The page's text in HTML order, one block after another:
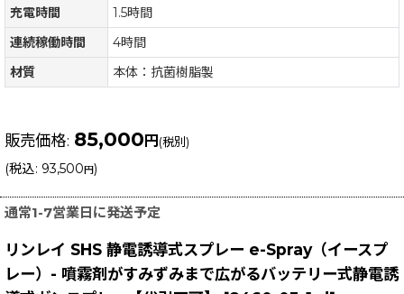
充電時間
1.5時間
連続稼働時間
4時間
材質
本体：抗菌樹脂製
販売価格: 85,000 円 (税別)
(税込: 93,500 円)
通常1-7営業日に発送予定
リンレイ SHS 静電誘導式スプレー e-Spray（イースプ
レー）- 噴霧剤がすみずみまで広がるバッテリー式静電誘